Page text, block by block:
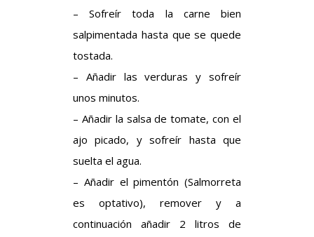
– Sofreír toda la carne bien
salpimentada hasta que se quede
tostada.
– Añadir las verduras y sofreír
unos minutos.
– Añadir la salsa de tomate, con el
ajo picado, y sofreír hasta que
suelta el agua.
– Añadir el pimentón (Salmorreta
es optativo), remover y a
continuación añadir 2 litros de